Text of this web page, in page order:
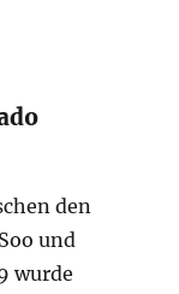
den
und
wurde